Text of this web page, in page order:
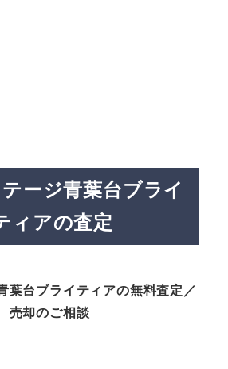
ージ青葉台ブライ
ィアの査定
葉台ブライティアの無料査定／
売却のご相談